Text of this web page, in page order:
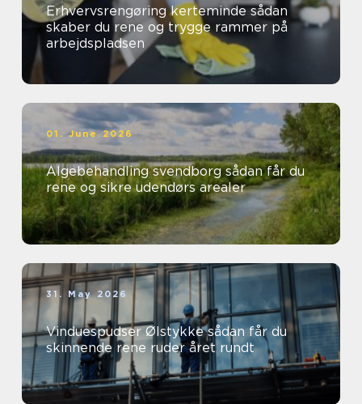
Erhvervsrengøring kerteminde sådan
skaber du rene og trygge rammer på
arbejdspladsen
01. June 2026
Algebehandling svendborg sådan får du
rene og sikre udendørs arealer
31. May 2026
Vinduespudser Ølstykke sådan får du
skinnende rene ruder året rundt